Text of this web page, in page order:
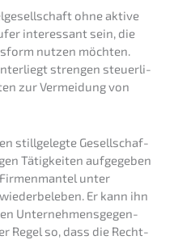
ohne aktive
inter­es­sant sein, die
nutzen möchten.
stren­gen steuer­li­
zur Vermei­dung von
still­ge­leg­te Gesell­schaf­
Tätig­kei­ten aufge­ge­ben
unter
Er kann ihn
Unter­neh­mens­ge­gen­
Regel so, dass die Recht­